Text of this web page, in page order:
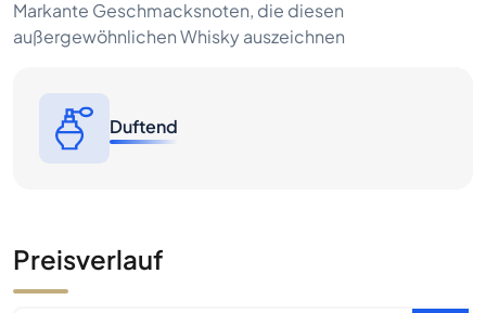
Markante Geschmacksnoten, die diesen
außergewöhnlichen Whisky auszeichnen
Duftend
Preisverlauf